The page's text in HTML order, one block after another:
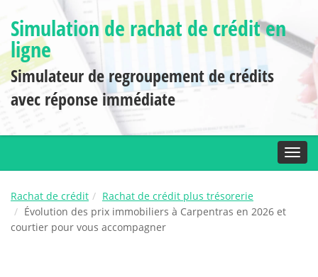
Simulation de rachat de crédit en
ligne
Simulateur de regroupement de crédits
avec réponse immédiate
Rachat de crédit
Rachat de crédit plus trésorerie
Évolution des prix immobiliers à Carpentras en 2026 et
courtier pour vous accompagner